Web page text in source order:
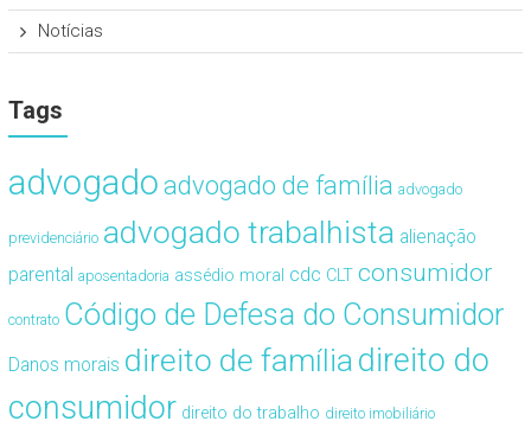
Notícias
Tags
advogado advogado de família advogado
previdenciário advogado trabalhista alienação
parental aposentadoria assédio moral cdc CLT consumidor
contrato Código de Defesa do Consumidor
Danos morais direito de famíliadireito do
consumidor direito do trabalho direito imobiliário